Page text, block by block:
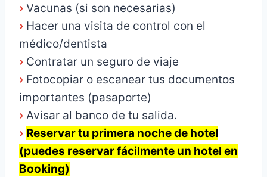
› Vacunas (si son necesarias)
› Hacer una visita de control con el
médico/dentista
› Contratar un seguro de viaje
› Fotocopiar o escanear tus documentos
importantes (pasaporte)
› Avisar al banco de tu salida.
› Reservar tu primera noche de hotel
(puedes reservar fácilmente un hotel en
Booking)